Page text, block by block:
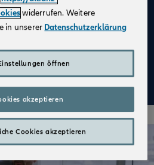
durch
im Vertrieb der Allianz
widerrufen. Weitere
in unserer Datenschutzerklärung
öffnen
Cookies akzeptieren
akzeptieren